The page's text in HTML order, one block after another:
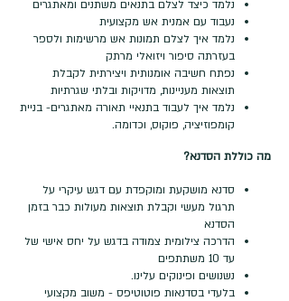
נלמד כיצד לצלם בתנאים משתנים ומאתגרים
נעבוד עם אמנית אש מקצועית
נלמד איך לצלם תמונות אש מרשימות ולספר
בעזרתה סיפור ויזואלי מרתק
נפתח חשיבה אומנותית ויצירתית לקבלת
תוצאות מעניינות, מדויקות ובלתי שגרתיות
נלמד איך לעבוד בתנאיי תאורה מאתגרים- בניית
קומפוזיציה, פוקוס, וכדומה.
מה כוללת הסדנא?
סדנא מושקעת ומוקפדת עם דגש עיקרי על
תרגול מעשי וקבלת תוצאות מעולות כבר בזמן
הסדנא
הדרכה צילומית צמודה בדגש על יחס אישי של
עד 10 משתתפים
נשנושים ופינוקים עלינו.
בלעדי בסדנאות פוטוטיפס - משוב מקצועי